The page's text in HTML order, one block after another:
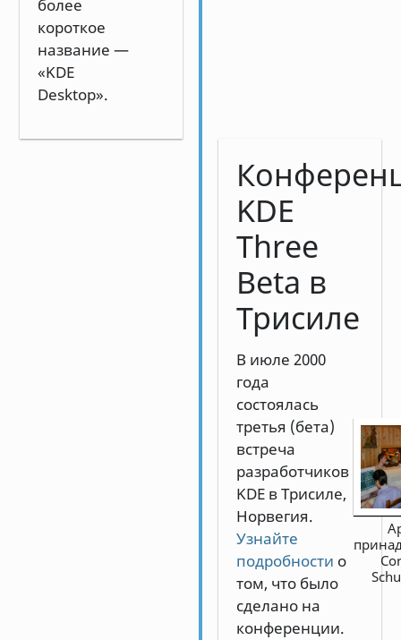
более
короткое
название —
«KDE
Desktop».
KDE
Three
Beta в
Трисиле
В июле 2000
года
состоялась
третья (бета)
встреча
разработчиков
KDE в Трисиле,
Норвегия.
Узнайте
подробности о
том, что было
сделано на
конференции.